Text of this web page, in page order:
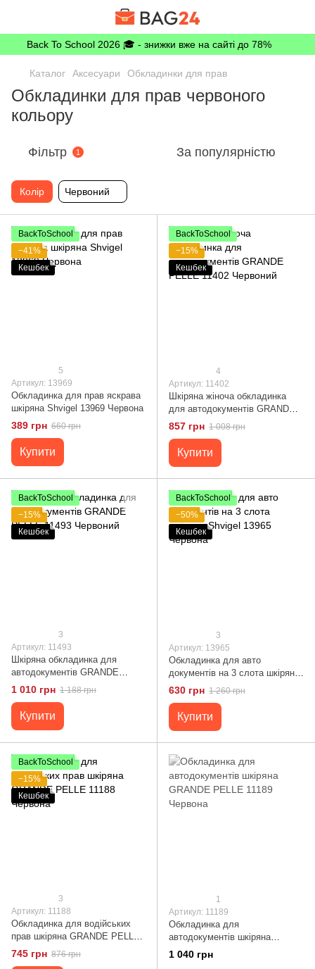
Back To School 2026 🎓 - знижки вже на сайті до 78%
Каталог Аксесуари Обкладинки для прав
Обкладинки для прав червоного
кольору
Фільтр 1 За популярністю
Колір Червоний
BackToSchool
−41%
Кешбек
5
Артикул: 13969
Обкладинка для прав яскрава
шкіряна Shvigel 13969 Червона
389 грн 660 грн
Купити
BackToSchool
−15%
Кешбек
4
Артикул: 11402
Шкіряна жіноча обкладинка
для автодокументів GRANDE
PELLE 11402 Червоний
857 грн 1 008 грн
Купити
BackToSchool
−15%
Кешбек
3
Артикул: 11493
Шкіряна обкладинка для
автодокументів GRANDE
PELLE 11493 Червоний
1 010 грн 1 188 грн
Купити
BackToSchool
−50%
Кешбек
3
Артикул: 13965
Обкладинка для авто
документів на 3 слота шкіряна
Shvigel 13965 Червона
630 грн 1 260 грн
Купити
BackToSchool
−15%
Кешбек
3
Артикул: 11188
Обкладинка для водійських
прав шкіряна GRANDE PELLE
11188 Червона
745 грн 876 грн
1
Артикул: 11189
Обкладинка для
автодокументів шкіряна
GRANDE PELLE 11189
Червона
1 040 грн